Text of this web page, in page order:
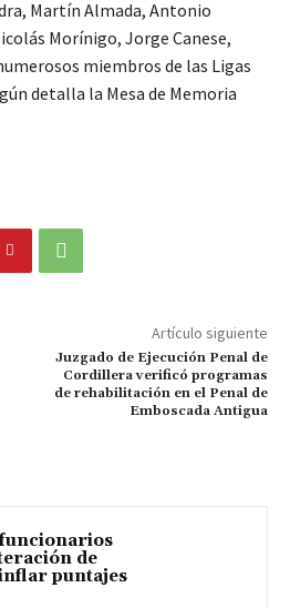
Martín Almada, Antonio
Morínigo, Jorge Canese,
miembros de las Ligas
detalla la Mesa de Memoria
Artículo siguiente
Juzgado de Ejecución Penal de
Cordillera verificó programas
de rehabilitación en el Penal de
Emboscada Antigua
de
puntajes